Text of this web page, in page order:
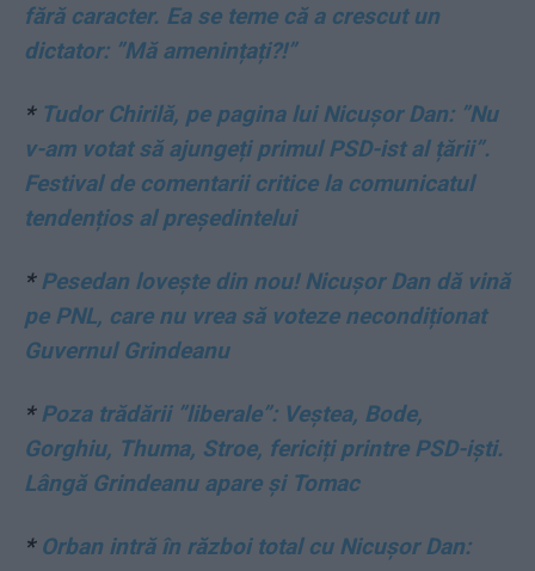
fără caracter. Ea se teme că a crescut un
dictator: ”Mă amenințați?!”
* Tudor Chirilă, pe pagina lui Nicușor Dan: ”Nu
v-am votat să ajungeți primul PSD-ist al țării”.
Festival de comentarii critice la comunicatul
tendențios al președintelui
*Pesedan lovește din nou! Nicușor Dan dă vină
pe PNL, care nu vrea să voteze necondiționat
Guvernul Grindeanu
*Poza trădării ”liberale”: Veștea, Bode,
Gorghiu, Thuma, Stroe, fericiți printre PSD-iști.
Lângă Grindeanu apare și Tomac
* Orban intră în război total cu Nicușor Dan: